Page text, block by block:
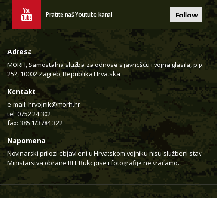
Pratite naš Youtube kanal Follow
Adresa
MORH, Samostalna služba za odnose s javnošću i vojna glasila, p.p.
252, 10002 Zagreb, Republika Hrvatska
Kontakt
e-mail: hrvojnik@morh.hr
tel: 0752 24 302
fax: 385 1/3784 322
Napomena
Novinarski prilozi objavljeni u Hrvatskom vojniku nisu službeni stav
Ministarstva obrane RH. Rukopise i fotografije ne vraćamo.